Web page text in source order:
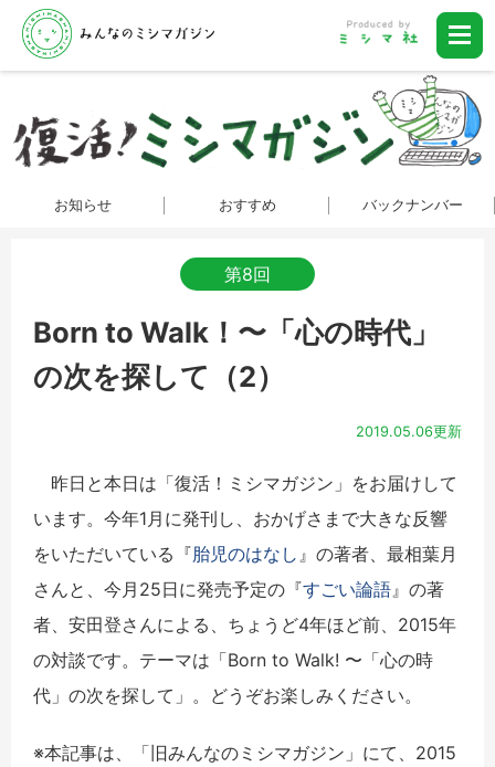
お知らせ おすすめ バックナンバー
第8回
Born to Walk！〜「心の時代」
の次を探して（2）
2019.05.06更新
昨日と本日は「復活！ミシマガジン」をお届けして
います。今年1月に発刊し、おかげさまで大きな反響
をいただいている『胎児のはなし 』の著者、最相葉月
さんと、今月25日に発売予定の『すごい論語 』の著
者、安田登さんによる、ちょうど4年ほど前、2015年
の対談です。テーマは「Born to Walk! 〜「心の時
代」の次を探して」。どうぞお楽しみください。
※本記事は、「旧みんなのミシマガジン」にて、2015